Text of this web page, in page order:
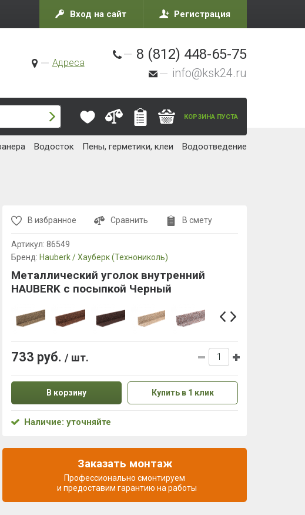
Вход на сайт Регистрация
Адреса
8 (812) 448-65-75
info@ksk24.ru
КОРЗИНА ПУСТА
Водосток Пены, герметики, клеи Водоотведение
В избранное Сравнить В смету
Артикул: 86549
Бренд: Hauberk / Хауберк (Технониколь)
Металлический уголок внутренний
HAUBERK с посыпкой Черный
733 руб. / шт.
В корзину Купить в 1 клик
Наличие: уточняйте
Заказать монтаж
Профессионально смонтируем
и предоставим гарантию на работы